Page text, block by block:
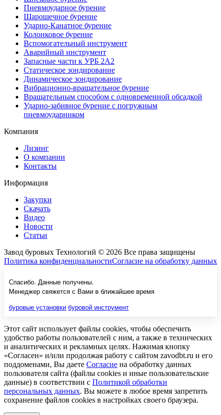
Пневмоударное бурение
Шарошечное бурение
Ударно-Канатное бурение
Колонковое бурение
Вспомогательный инструмент
Аварийный инструмент
Запасные части к УРБ 2А2
Статическое зондирование
Динамическое зондирование
Вибрационно-вращательное бурение
Вращательным способом с одновременной обсадкой
Ударно-забивное бурение с погружным
пневмоударником
Компания
Лизинг
О компании
Контакты
Информация
Закупки
Скачать
Видео
Новости
Статьи
Завод буровых Технологий © 2026 Все права защищены
Политика конфиденциальностиСогласие на обработку данных
Спасибо. Данные получены.
Менеджер свяжется с Вами в ближайшее время
буровые установки буровой инструмент
Этот сайт использует файлы cookies, чтобы обеспечить
удобство работы пользователей с ним, а также в технических
и аналитических и рекламных целях. Нажимая кнопку
«Согласен» и/или продолжая работу с сайтом zavodbt.ru и его
поддоменами, Вы даете Согласие на обработку данных
пользователя сайта (файлы cookies и иные пользовательские
данные) в соответствии с Политикой обработки
персональных данных. Вы можете в любое время запретить
сохранение файлов cookies в настройках своего браузера.